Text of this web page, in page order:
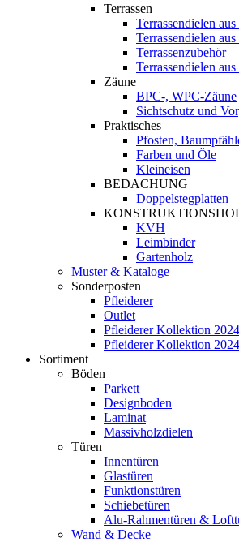
Terrassen
Terrassendielen
Terrassendielen
Terrassenzubehör
Terrassendielen
Zäune
BPC-, WPC-Zäune
Sichtschutz und
Praktisches
Pfosten,
Farben und Öle
Kleineisen
BEDACHUNG
Doppelstegplatten
KVH
Leimbinder
Gartenholz
Muster & Kataloge
Sonderposten
Pfleiderer
Outlet
Pfleiderer Kollektion
Pfleiderer Kollektion
Sortiment
Böden
Parkett
Designboden
Laminat
Massivholzdielen
Türen
Innentüren
Glastüren
Funktionstüren
Schiebetüren
Alu-Rahmentüren &
Wand & Decke